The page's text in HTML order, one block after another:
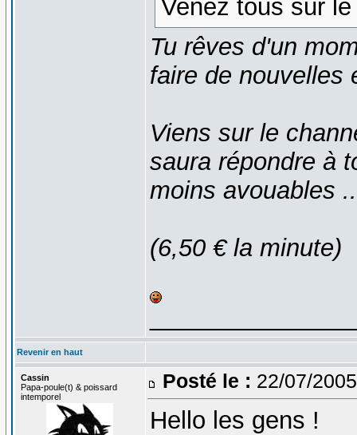
Venez tous sur
Tu rêves d'un
faire de nouvelles
Viens sur le
saura répondre à
moins avouables
(6,50 € la minute)
Revenir en haut
Cassin
Papa-poule(t) & poissard
intemporel
Posté le : 22/07/
Hello les gens !